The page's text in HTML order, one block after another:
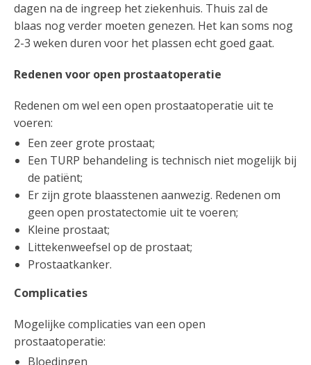
dagen na de ingreep het ziekenhuis. Thuis zal de
blaas nog verder moeten genezen. Het kan soms nog
2-3 weken duren voor het plassen echt goed gaat.
Redenen voor open prostaatoperatie
Redenen om wel een open prostaatoperatie uit te
voeren:
Een zeer grote prostaat;
Een TURP behandeling is technisch niet mogelijk bij
de patiënt;
Er zijn grote blaasstenen aanwezig. Redenen om
geen open prostatectomie uit te voeren;
Kleine prostaat;
Littekenweefsel op de prostaat;
Prostaatkanker.
Complicaties
Mogelijke complicaties van een open
prostaatoperatie:
Bloedingen